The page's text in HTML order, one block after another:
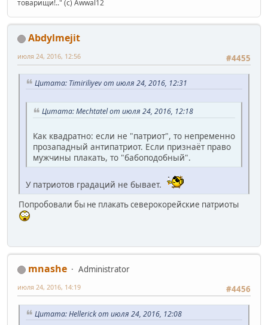
товарищи!.." (c) Awwal12
Abdylmejit
#4455
июля 24, 2016, 12:56
Цитата: Timiriliyev от июля 24, 2016, 12:31
Цитата: Mechtatel от июля 24, 2016, 12:18
Как квадратно: если не "патриот", то непременно
прозападный антипатриот. Если признаёт право
мужчины плакать, то "бабоподобный".
У патриотов градаций не бывает.
Попробовали бы не плакать северокорейские патриоты
mnashe
Administrator
#4456
июля 24, 2016, 14:19
Цитата: Hellerick от июля 24, 2016, 12:08